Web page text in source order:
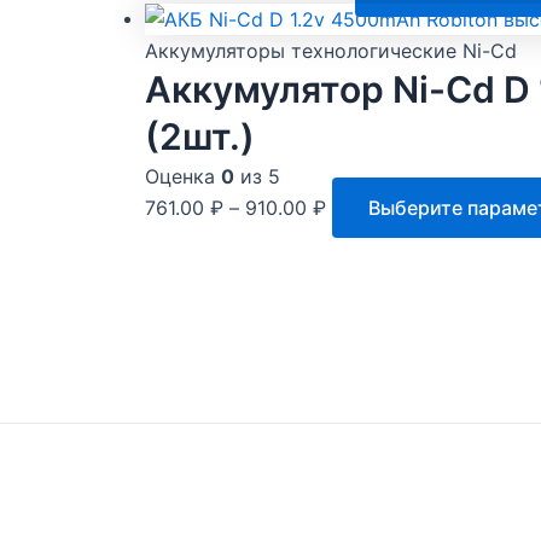
Аккумуляторы технологические Ni-Cd
Аккумулятор Ni-Cd
(2шт.)
Оценка 0 из 5
761.00 ₽ – 910.00 ₽ Выберите